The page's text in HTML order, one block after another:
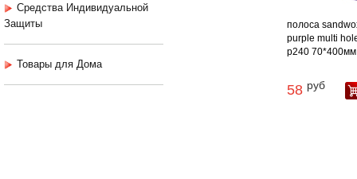
Средства Индивидуальной
Защиты
Товары для Дома
полоса
purple multi
p240 70*400мм
58 руб